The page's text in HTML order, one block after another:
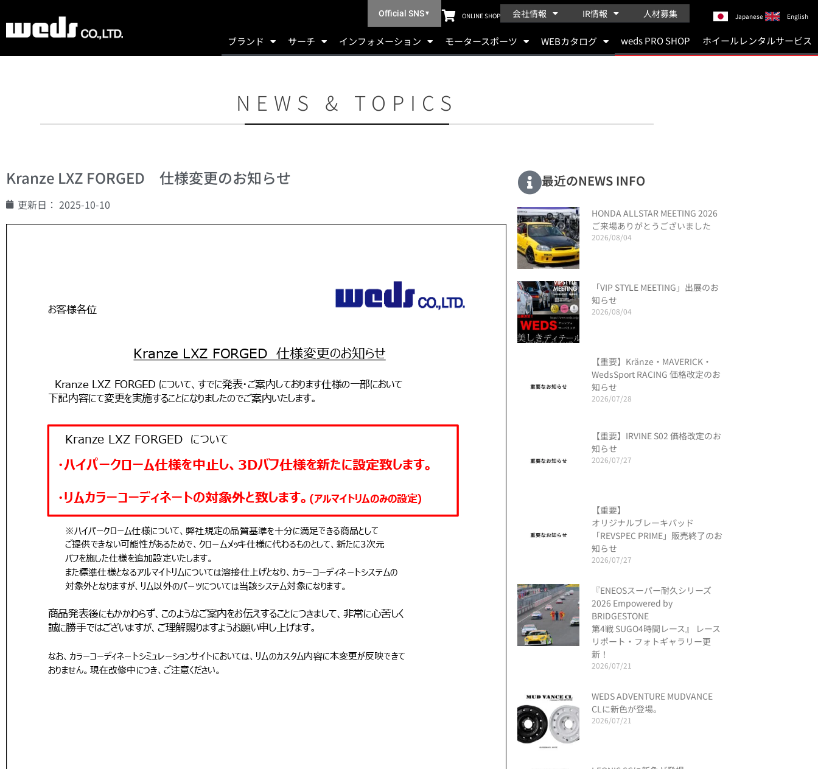
Official SNS▼ ONLINE SHOP 会社情報 IR情報 人材募集 Japanese English
ブランド サーチ インフォメーション モータースポーツ WEBカタログ weds PRO SHOP ホイールレンタルサービス
NEWS & TOPICS
Kranze LXZ FORGED 仕様変更のお知らせ
更新日： 2025-10-10
最近のNEWS INFO
HONDA ALLSTAR MEETING 2026
ご来場ありがとうございました
2026/08/04
「VIP STYLE MEETING」出展のお
知らせ
2026/08/04
【重要】Kränze・MAVERICK・
WedsSport RACING 価格改定のお
知らせ
2026/07/28
【重要】IRVINE S02 価格改定のお
知らせ
2026/07/27
【重要】
オリジナルブレーキパッド
「REVSPEC PRIME」販売終了のお
知らせ
2026/07/27
『ENEOSスーパー耐久シリーズ
2026 Empowered by
BRIDGESTONE
第4戦 SUGO4時間レース』 レース
リポート・フォトギャラリー更
新！
2026/07/21
WEDS ADVENTURE MUDVANCE
CLに新色が登場。
2026/07/21